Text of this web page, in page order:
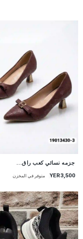
جزمه نسائي كعب راق...
YER3,500 متوفر في المخزن